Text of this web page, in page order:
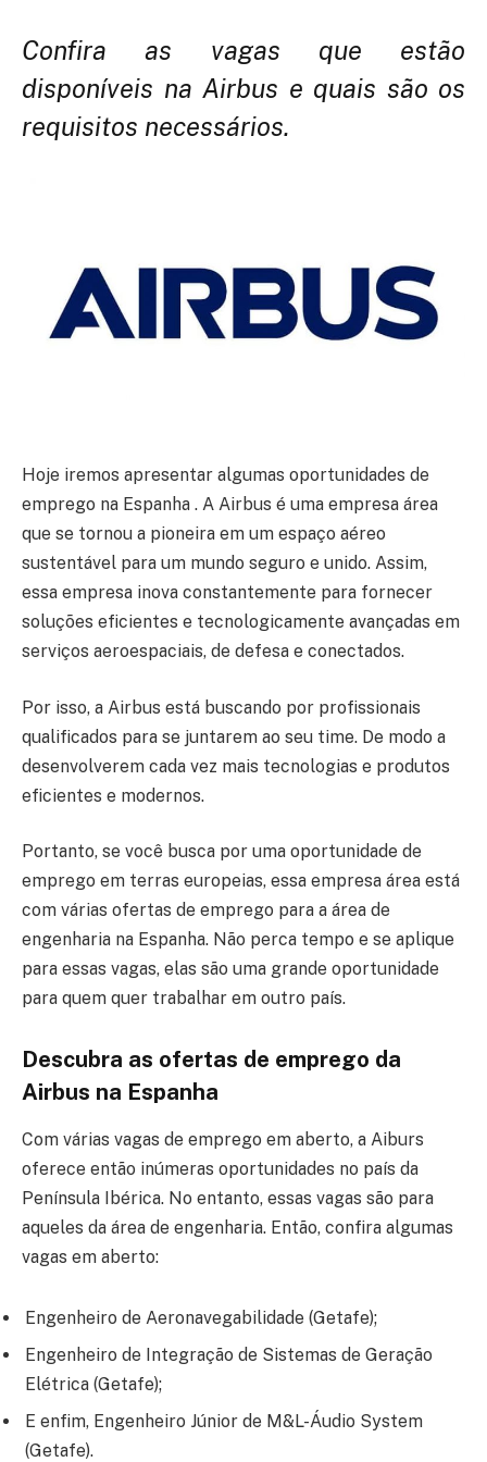
Confira as vagas que estão
disponíveis na Airbus e quais são os
requisitos necessários.
Hoje iremos apresentar algumas oportunidades de
emprego na Espanha . A Airbus é uma empresa área
que se tornou a pioneira em um espaço aéreo
sustentável para um mundo seguro e unido. Assim,
essa empresa inova constantemente para fornecer
soluções eficientes e tecnologicamente avançadas em
serviços aeroespaciais, de defesa e conectados.
Por isso, a Airbus está buscando por profissionais
qualificados para se juntarem ao seu time. De modo a
desenvolverem cada vez mais tecnologias e produtos
eficientes e modernos.
Portanto, se você busca por uma oportunidade de
emprego em terras europeias, essa empresa área está
com várias ofertas de emprego para a área de
engenharia na Espanha. Não perca tempo e se aplique
para essas vagas, elas são uma grande oportunidade
para quem quer trabalhar em outro país.
Descubra as ofertas de emprego da
Airbus na Espanha
Com várias vagas de emprego em aberto, a Aiburs
oferece então inúmeras oportunidades no país da
Península Ibérica. No entanto, essas vagas são para
aqueles da área de engenharia. Então, confira algumas
vagas em aberto:
Engenheiro de Aeronavegabilidade (Getafe);
Engenheiro de Integração de Sistemas de Geração
Elétrica (Getafe);
E enfim, Engenheiro Júnior de M&L-Áudio System
(Getafe).